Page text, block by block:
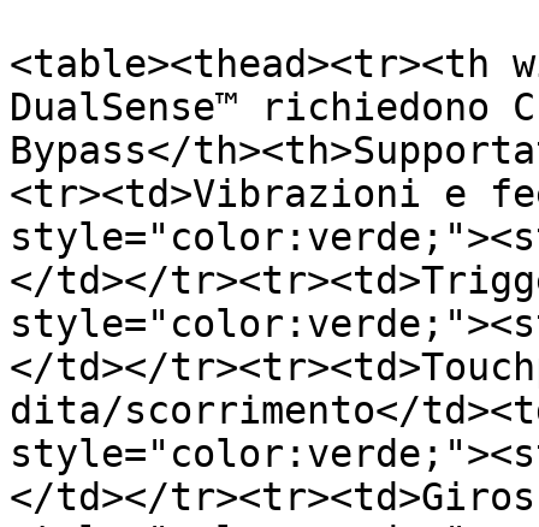
<table><thead><tr><th
DualSense™ richiedono
Bypass</
<tr><td>Vibrazioni e
</td></
</td></
dita/scorrimento</
</td></